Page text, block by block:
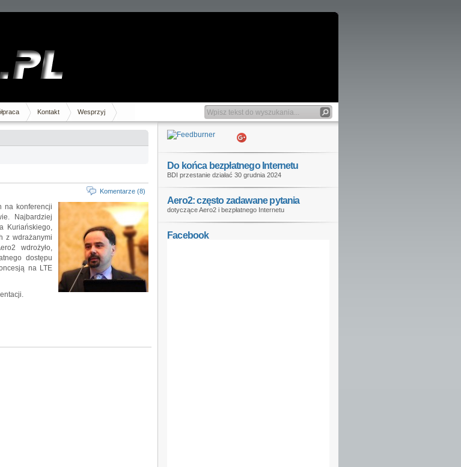
Kontakt Wesprzyj
Komentarze (8)
na konferencji
Najbardziej
Kuriańskiego,
z wdrażanymi
wdrożyło,
dostępu
na LTE
Do końca bezpłatnego Internetu
BDI przestanie działać 30 grudnia 2024
Aero2: często zadawane pytania
dotyczące Aero2 i bezpłatnego Internetu
Facebook